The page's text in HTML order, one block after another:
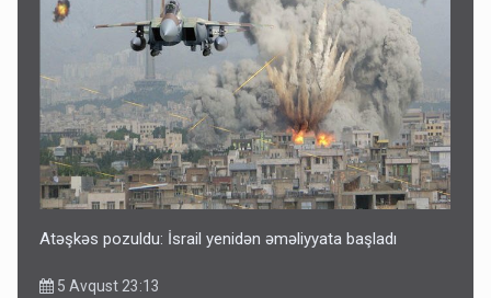
Atəşkəs pozuldu: İsrail yenidən əməliyyata başladı
5 Avqust 23:13